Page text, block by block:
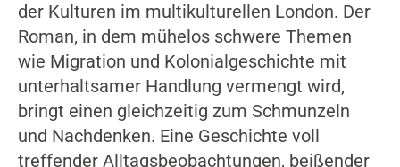
der Kulturen im multikulturellen London. Der
Roman, in dem mühelos schwere Themen
wie Migration und Kolonialgeschichte mit
unterhaltsamer Handlung vermengt wird,
bringt einen gleichzeitig zum Schmunzeln
und Nachdenken. Eine Geschichte voll
treffender Alltagsbeobachtungen, beißender